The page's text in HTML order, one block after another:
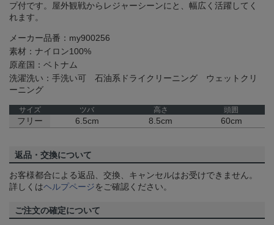
プ付です。屋外観戦からレジャーシーンにと、幅広く活躍してく
れます。
メーカー品番：my900256
素材：ナイロン100%
原産国：ベトナム
洗濯洗い：手洗い可 石油系ドライクリーニング ウェットクリ
ーニング
サイズ ツバ 高さ 頭囲
フリー 6.5cm 8.5cm 60cm
返品・交換について
お客様都合による返品、交換、キャンセルはお受けできません。
詳しくはヘルプページをご確認ください。
ご注文の確定について